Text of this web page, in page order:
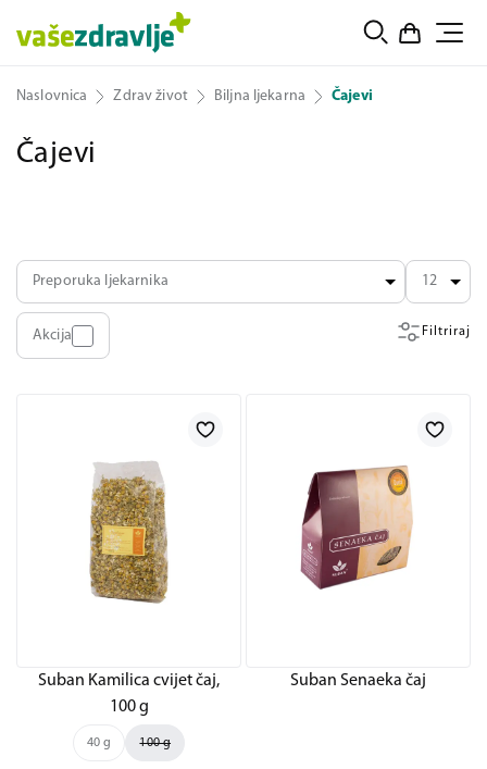
Naslovnica Zdrav život Biljna ljekarna Čajevi
Čajevi
Filtriraj
Akcija
Preporuka ljekarnika 12
Suban Kamilica cvijet čaj,
100 g
40 g 100 g
Suban Senaeka čaj